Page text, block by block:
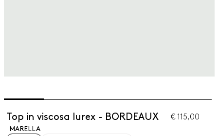
Top in viscosa lurex - BORDEAUX € 115,00
MARELLA